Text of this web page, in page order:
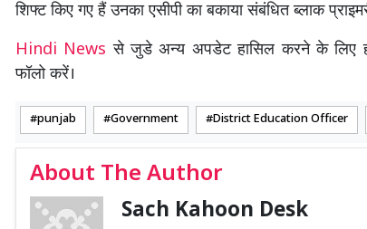
शिफ्ट किए गए हैं उनका एसीपी का बकाया संबंधित ब्लाक
Hindi Newsसे जुडे अन्य अपडेट हासिल करने के लिए
फॉलो करें।
punjab Government District Education Officer
About The Author
Sach Kahoon Desk